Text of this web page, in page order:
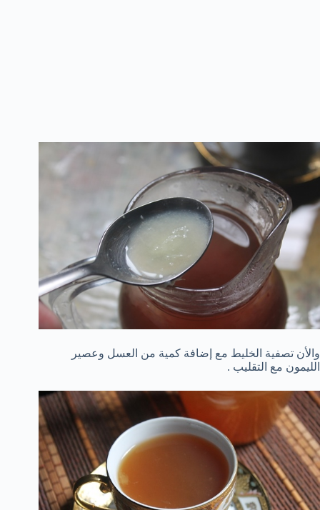
والأن تصفية الخليط مع إضافة كمية من العسل وعصير
الليمون مع التقليب .